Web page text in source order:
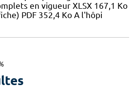
en vigueur XLSX 167,1 Ko
PDF 352,4 Ko A l'hôpi